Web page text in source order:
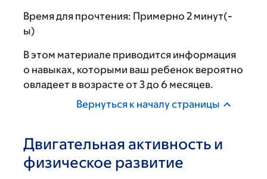
Время для прочтения: Примерно 2 минут(-
ы)
В этом материале приводится информация
о навыках, которыми ваш ребенок вероятно
овладеет в возрасте от 3 до 6 месяцев.
Вернуться к началу страницы
Двигательная активность и
физическое развитие